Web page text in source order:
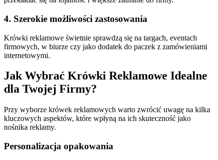
4. Szerokie możliwości zastosowania
Krówki reklamowe świetnie sprawdzą się na targach, eventach
firmowych, w biurze czy jako dodatek do paczek z zamówieniami
internetowymi.
Jak Wybrać Krówki Reklamowe Idealne
dla Twojej Firmy?
Przy wyborze krówek reklamowych warto zwrócić uwagę na kilka
kluczowych aspektów, które wpłyną na ich skuteczność jako
nośnika reklamy.
Personalizacja opakowania